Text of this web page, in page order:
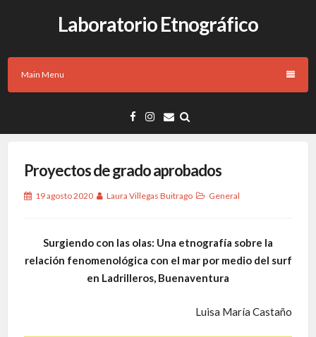
Laboratorio Etnográfico
Main Menu
Proyectos de grado aprobados
19 agosto 2020 Laura Villegas Buitrago General
Surgiendo con las olas: Una etnografía sobre la
relación fenomenológica con el mar por medio del surf
en Ladrilleros, Buenaventura
Luisa María Castaño